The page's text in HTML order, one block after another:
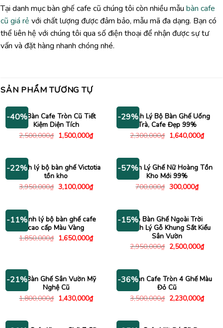
Tại danh mục bàn ghế cafe cũ chúng tôi còn nhiều mẫu bàn cafe
cũ giá rẻ với chất lượng được đảm bảo, mẫu mã đa dạng. Bạn có
thể liên hệ với chúng tôi qua số điện thoại để nhận được sự tư
vấn và đặt hàng nhanh chóng nhé.
SẢN PHẨM TƯƠNG TỰ
-40%Bộ Bàn Cafe Tròn Cũ Tiết
Kiệm Diện Tích
2,500,000₫ Giá
gốc
1,500,000₫Giá
hiện
1,500,000₫.
-29%
Thanh Lý Bộ Bàn Ghế Uống
Trà, Cafe Đẹp 99%
2,300,000₫ Giá
gốc
1,640,000₫Giá
hiện
-22%
Thanh lý bộ bàn ghế Victotia
tồn kho
3,950,000₫ Giá
gốc
3,100,000₫Giá
hiện
3,100,000₫.
-57%
Thanh Lý Ghế Nữ Hoàng Tồn
Kho Mới 99%
700,000₫ Giá
300,000₫Giá
hiện
-11%Thanh lý bộ bàn ghế cafe
cao cấp Màu Vàng
1,850,000₫ Giá
gốc
1,650,000₫Giá
hiện
-15%Bộ Bàn Ghế Ngoài Trời
Thanh Lý Gỗ Khung Sắt Kiểu
Sân Vườn
2,950,000₫ Giá
gốc
2,500,000₫Giá
hiện
-21%
Bộ Bàn Ghế Sân Vườn Mỹ
Nghệ Cũ
1,800,000₫ Giá
gốc
1,430,000₫Giá
hiện
1,430,000₫.
-36%
Bộ Bàn Cafe Tròn 4 Ghế Màu
Đỏ Cũ
3,500,000₫ Giá
gốc
2,230,000₫Giá
hiện